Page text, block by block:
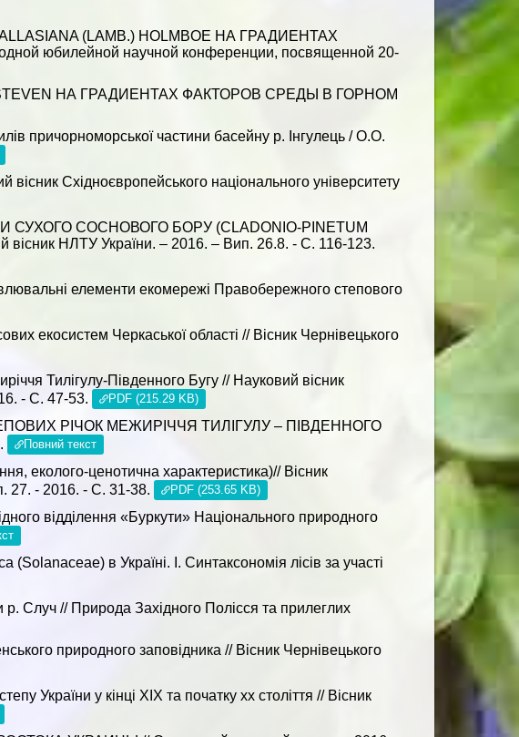
(LAMB.) HOLMBOE НА ГРАДИЕНТАХ
юбилейной научной конференции, посвященной 20-
STEVEN НА ГРАДИЕНТАХ ФАКТОРОВ СРЕДЫ В ГОРНОМ
причорноморської частини басейну р. Інгулець / О.О.
Східноєвропейського національного університету
СУХОГО СОСНОВОГО БОРУ (CLADONIO-PINETUM
НЛТУ України. – 2016. – Вип. 26.8. - С. 116-123.
елементи екомережі Правобережного степового
екосистем Черкаської області // Вісник Чернівецького
Тилігулу-Південного Бугу // Науковий вісник
- С. 47-53.
PDF (215.29 KB)
РІЧОК МЕЖИРІЧЧЯ ТИЛІГУЛУ – ПІВДЕННОГО
Повний текст
еколого-ценотична характеристика)// Вісник
27. - 2016. - С. 31-38.
PDF (253.65 KB)
відділення «Буркути» Національного природного
в Україні. I. Синтаксономія лісів за участі
Случ // Природа Західного Полісся та прилеглих
природного заповідника // Вісник Чернівецького
України у кінці XIX та початку xx століття // Вісник